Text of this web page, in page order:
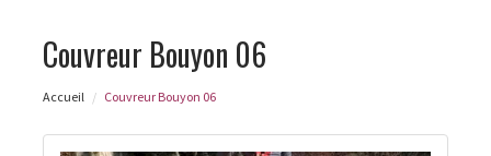
Couvreur Bouyon 06
Accueil Couvreur Bouyon 06